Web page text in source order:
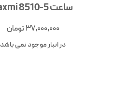
ساعت Laxmi 8510-5
37,000,000تومان
در انبار موجود نمی باشد